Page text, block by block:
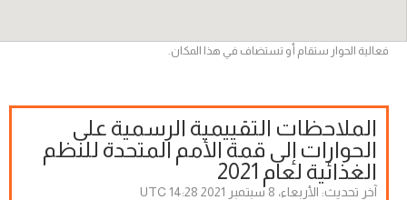
فعالية الحوار ستقام أو تستضاف في هذا المكان.
الملاحظات التقييمية الرسمية على
الحوارات إلى قمة الأمم المتحدة للنظم
الغذائية لعام 2021
آخر تحديث: الأربعاء، 8 سبتمبر 2021 14:28 UTC